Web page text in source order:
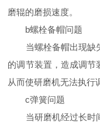
磨辊的磨损速度。
b螺栓备帽问题
当螺栓备帽出现缺失
的调节装置，造成调节
从而使研磨机无法执行
c弹簧问题
当研磨机经过长时间